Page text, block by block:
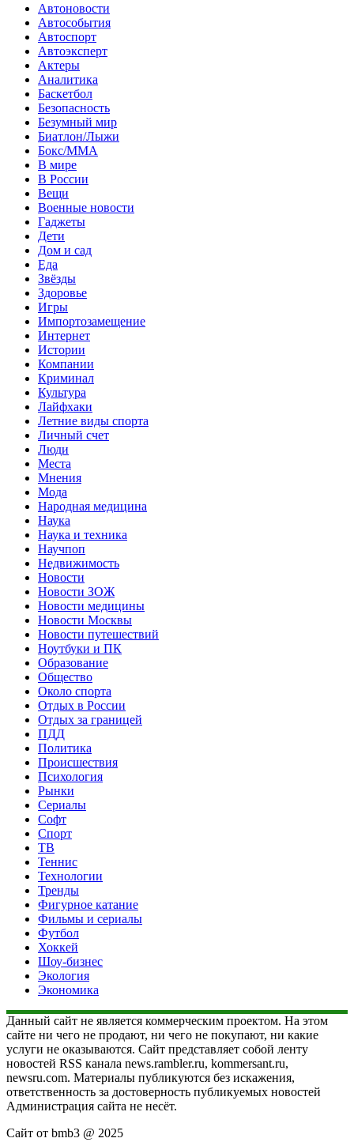
Автоновости
Автособытия
Автоспорт
Автоэксперт
Актеры
Аналитика
Баскетбол
Безопасность
Безумный мир
Биатлон/Лыжи
Бокс/MMA
В мире
В России
Вещи
Военные новости
Гаджеты
Дети
Дом и сад
Еда
Звёзды
Здоровье
Игры
Импортозамещение
Интернет
Истории
Компании
Криминал
Культура
Лайфхаки
Летние виды спорта
Личный счет
Люди
Места
Мнения
Мода
Народная медицина
Наука
Наука и техника
Научпоп
Недвижимость
Новости
Новости ЗОЖ
Новости медицины
Новости Москвы
Новости путешествий
Ноутбуки и ПК
Образование
Общество
Около спорта
Отдых в России
Отдых за границей
ПДД
Политика
Происшествия
Психология
Рынки
Сериалы
Софт
Спорт
ТВ
Теннис
Технологии
Тренды
Фигурное катание
Фильмы и сериалы
Футбол
Хоккей
Шоу-бизнес
Экология
Экономика
Данный сайт не является коммерческим проектом. На этом
сайте ни чего не продают, ни чего не покупают, ни какие
услуги не оказываются. Сайт представляет собой ленту
новостей RSS канала news.rambler.ru, kommersant.ru,
newsru.com. Материалы публикуются без искажения,
ответственность за достоверность публикуемых новостей
Администрация сайта не несёт.
Сайт от bmb3 @ 2025